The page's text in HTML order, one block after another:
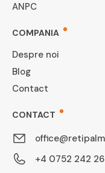
ANPC
COMPANIA
Despre noi
Blog
Contact
CONTACT
+4 0752 242